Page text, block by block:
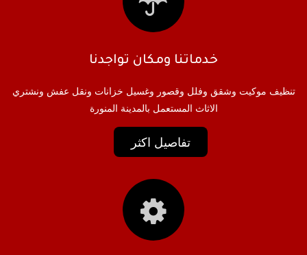
خدماتنا ومكان تواجدنا
تنظيف موكيت وشقق وفلل وقصور وغسيل خزانات ونقل عفش ونشتري
الاثاث المستعمل بالمدينة المنورة
تفاصيل اكثر